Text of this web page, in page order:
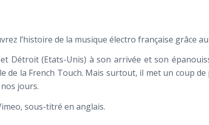
l’histoire de la musique électro française grâce
Détroit (Etats-Unis) à son arrivée et son
la French Touch. Mais surtout, il met un coup
jours.
sous-titré en anglais.